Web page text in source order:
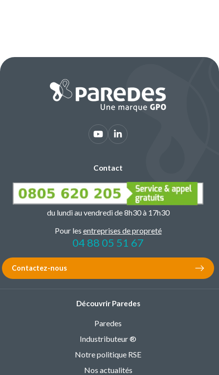
Contact
du lundi au vendredi de 8h30 à 17h30
Pour les entreprises de propreté
04 88 05 51 67
Contactez-nous
Découvrir Paredes
Paredes
Industributeur ®
Notre politique RSE
Nos actualités